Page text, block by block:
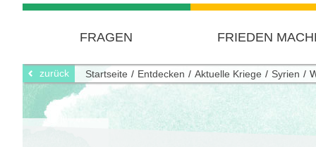
FRAGEN FRIEDEN
zurück Startseite Entdecken Aktuelle Kriege Syrien